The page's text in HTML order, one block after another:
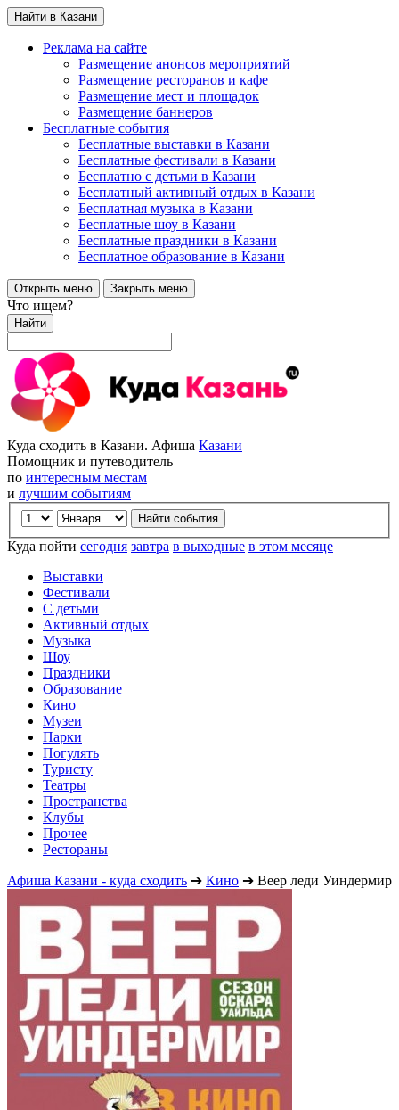
Найти в Казани
Реклама на сайте
Размещение анонсов мероприятий
Размещение ресторанов и кафе
Размещение мест и площадок
Размещение баннеров
Бесплатные события
Бесплатные выставки в Казани
Бесплатные фестивали в Казани
Бесплатно с детьми в Казани
Бесплатный активный отдых в Казани
Бесплатная музыка в Казани
Бесплатные шоу в Казани
Бесплатные праздники в Казани
Бесплатное образование в Казани
Открыть меню Закрыть меню
Что ищем?
Найти
Куда сходить в Казани. Афиша Казани
Помощник и путеводитель
по интересным местам
и лучшим событиям
Куда пойти сегодня завтра в выходные в этом месяце
Выставки
Фестивали
С детьми
Активный отдых
Музыка
Шоу
Праздники
Образование
Кино
Музеи
Парки
Погулять
Туристу
Театры
Пространства
Клубы
Прочее
Рестораны
Афиша Казани - куда сходить ➔ Кино ➔ Веер леди Уиндермир